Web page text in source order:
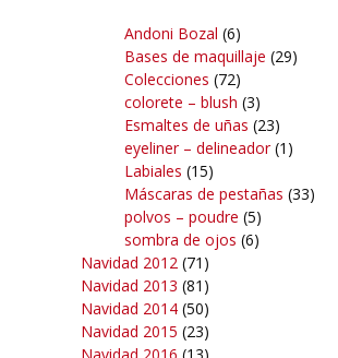
Andoni Bozal (6)
Bases de maquillaje (29)
Colecciones (72)
colorete – blush (3)
Esmaltes de uñas (23)
eyeliner – delineador(1)
Labiales (15)
Máscaras de pestañas (33)
polvos – poudre (5)
sombra de ojos (6)
Navidad 2012 (71)
Navidad 2013 (81)
Navidad 2014 (50)
Navidad 2015 (23)
Navidad 2016 (13)